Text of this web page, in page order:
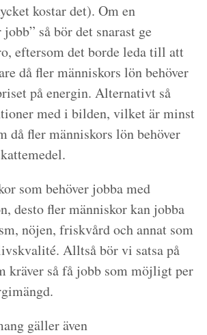
kostar det). Om en
så bör det snarast ge
eftersom det borde leda till att
då fler människors lön behöver
på energin. Alternativt så
med i bilden, vilket är minst
då fler människors lön behöver
som behöver jobba med
desto fler människor kan jobba
nöjen, friskvård och annat som
Alltså bör vi satsa på
kräver så få jobb som möjligt per
gäller även